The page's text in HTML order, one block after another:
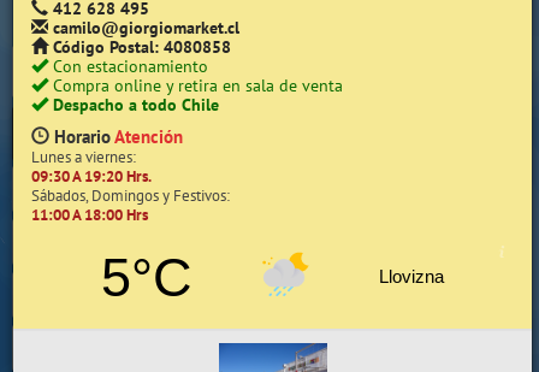
(Whatsapp Sólo de Lunes a Viernes de 08:15 a 17:45)
Quiénes somos
Trabaje con nosotros
412 628 495
camilo@giorgiomarket.cl
Código Postal: 4080858
Con estacionamiento
Compra online y retira en sala de venta
Despacho a todo Chile
HorarioAtención
Lunes a viernes:
09:30 A 19:20 Hrs.
Sábados, Domingos y Festivos:
11:00 A 18:00 Hrs
5°C Llovizna